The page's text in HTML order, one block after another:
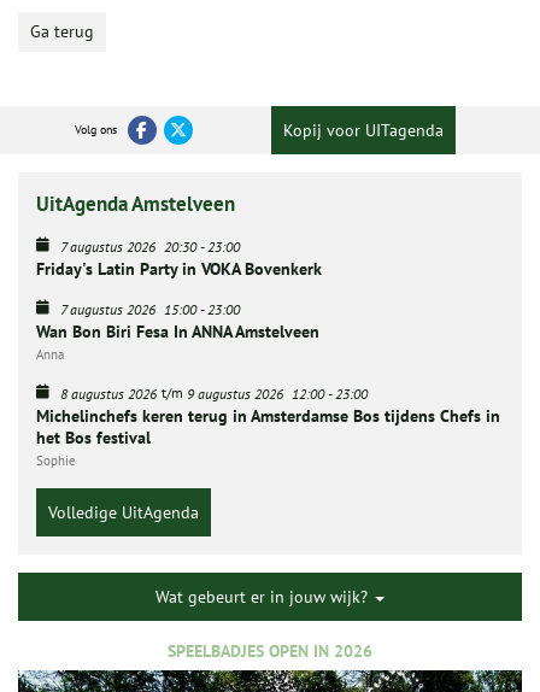
Ga terug
Volg ons Kopij voor UITagenda
UitAgenda Amstelveen
7 augustus 2026 20:30-23:00
Friday's Latin Party in VOKA Bovenkerk
7 augustus 2026 15:00-23:00
Wan Bon Biri Fesa In ANNA Amstelveen
Anna
8 augustus 2026 t/m 9 augustus 2026 12:00-23:00
Michelinchefs keren terug in Amsterdamse Bos tijdens Chefs in
het Bos festival
Sophie
Volledige UitAgenda
Wat gebeurt er in jouw wijk?
SPEELBADJES OPEN IN 2026